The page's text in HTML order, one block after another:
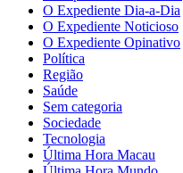
O Expediente Dia-a-Dia
O Expediente Noticioso
O Expediente Opinativo
Política
Região
Saúde
Sem categoria
Sociedade
Tecnologia
Última Hora Macau